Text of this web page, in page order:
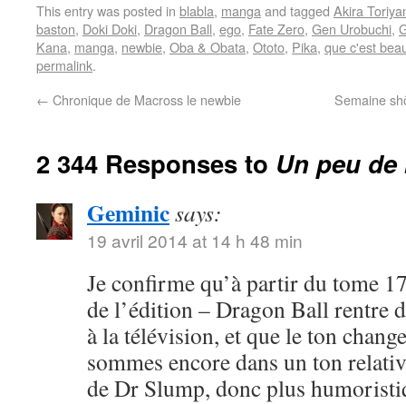
This entry was posted in blabla, manga and tagged Akira
baston, Doki Doki, Dragon Ball, ego, Fate Zero, Gen Urobuchi,
Kana, manga, newbie, Oba & Obata, Ototo, Pika, que c'est
permalink.
← Chronique de Macross le newbie Semaine
2 344 Responses to Un peu
Geminicsays:
19 avril 2014 at 14 h 48 min
Je confirme qu’à partir du tome
de l’édition – Dragon Ball rentre
à la télévision, et que le ton
sommes encore dans un ton
de Dr Slump, donc plus